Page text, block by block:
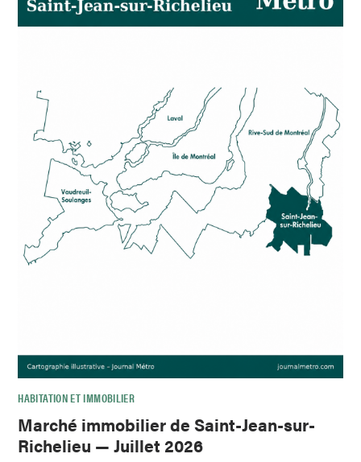
HABITATION ET IMMOBILIER
Marché immobilier de Saint-Jean-sur-
Richelieu — Juillet 2026